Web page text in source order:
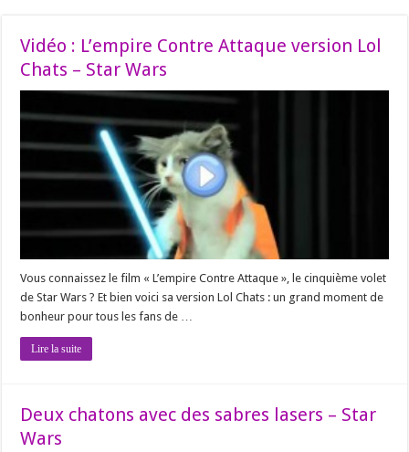
Vidéo : L’empire Contre Attaque version Lol
Chats – Star Wars
Vous connaissez le film « L’empire Contre Attaque », le cinquième volet
de Star Wars ? Et bien voici sa version Lol Chats : un grand moment de
bonheur pour tous les fans de …
Lire la suite
Deux chatons avec des sabres lasers – Star
Wars